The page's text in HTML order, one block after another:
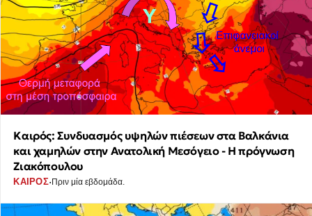
Καιρός: Συνδυασμός υψηλών πιέσεων στα Βαλκάνια
και χαμηλών στην Ανατολική Μεσόγειο - Η πρόγνωση
Ζιακόπουλου
ΚΑΙΡΟΣ·Πριν μία εβδομάδα.